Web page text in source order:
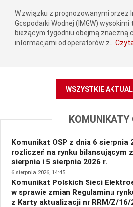
W związku z prognozowanymi przez
Gospodarki Wodnej (IMGW)
bieżącym tygodniu obejmą znaczną
informacjami od operatorów z...
WSZYSTKIE
KOMUNIKATY
Komunikat OSP z dnia 6 sierpnia
rozliczeń na rynku bilansującym
sierpnia i 5 sierpnia 2026 r.
6 sierpnia 2026, 14:45
Komunikat Polskich Sieci
w sprawie zmian Regulaminu
z Karty aktualizacji nr RRM/Z/16/